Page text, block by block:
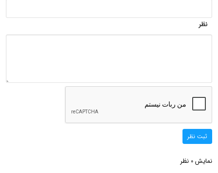
نظر
ثبت نظر
نمایش 0 نظر